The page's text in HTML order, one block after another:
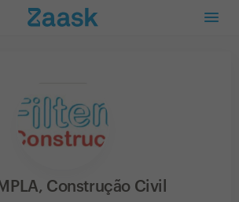
Construção Civil